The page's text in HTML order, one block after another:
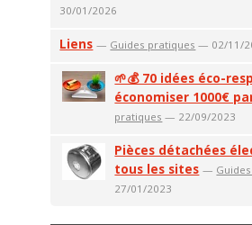
30/01/2026
Liens — Guides pratiques — 02/11/
🌱💰 70 idées éco-
économiser 1000€
pratiques — 22/09/2023
Pièces détachées
tous les sites —
27/01/2023